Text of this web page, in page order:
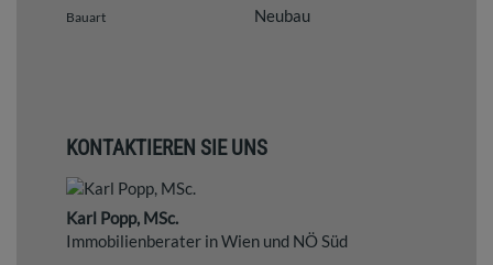
Bauart Neubau
KONTAKTIEREN SIE UNS
Karl Popp, MSc.
Immobilienberater in Wien und NÖ Süd